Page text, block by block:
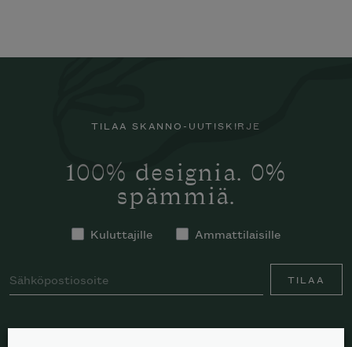
TILAA SKANNO-UUTISKIRJE
100% designia. 0%
spämmiä.
Kuluttajille Ammattilaisille
TILAA